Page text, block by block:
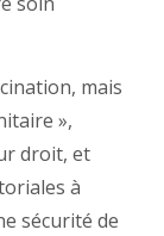
mais
»,
droit, et
à
sécurité de